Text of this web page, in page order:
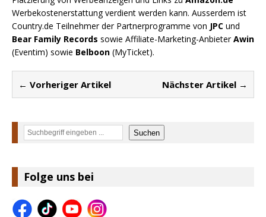
Werbekostenerstattung verdient werden kann. Ausserdem ist
Country.de Teilnehmer der Partnerprogramme von JPC und
Bear Family Records sowie Affiliate-Marketing-AnbieterAwin
(Eventim) sowie Belboon (MyTicket).
← Vorheriger Artikel Nächster Artikel →
Suchen Suchen
Folge uns bei